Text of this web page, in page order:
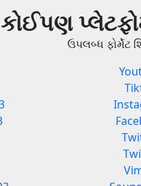
કોઈપણ
ઉપલબ્ધ ફોર્મેટ